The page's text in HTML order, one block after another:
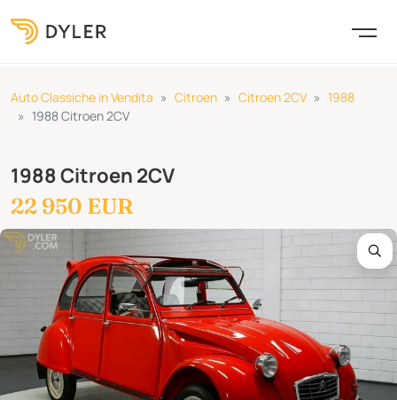
Auto Classiche in Vendita Citroen Citroen 2CV
1988
1988 Citroen 2CV
1988 Citroen 2CV
22 950 EUR